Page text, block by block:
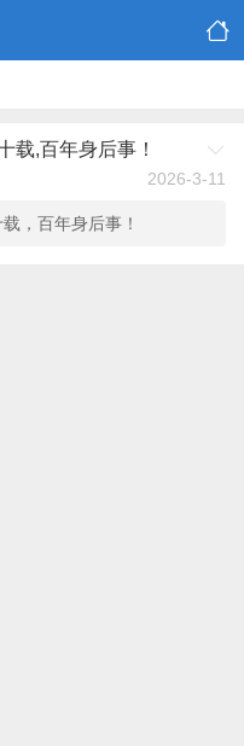
载,百年身后事！
2026-3-11
，百年身后事！